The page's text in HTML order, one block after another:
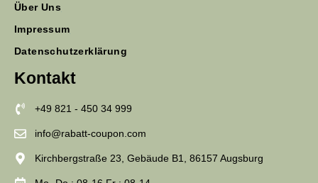
Über Uns
Impressum
Datenschutzerklärung
Kontakt
+49 821 - 450 34 999
info@rabatt-coupon.com
Kirchbergstraße 23, Gebäude B1, 86157 Augsburg